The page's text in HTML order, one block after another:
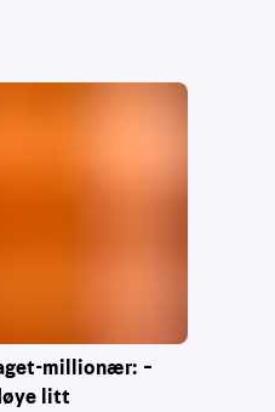
millionær: –
litt